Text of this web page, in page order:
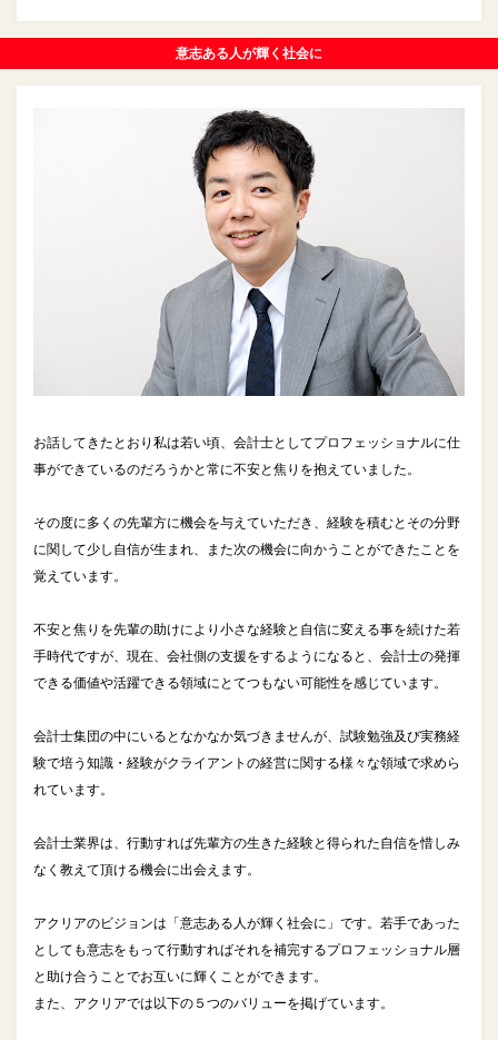
意志ある人が輝く社会に
お話してきたとおり私は若い頃、会計士としてプロフェッショナルに仕
事ができているのだろうかと常に不安と焦りを抱えていました。
その度に多くの先輩方に機会を与えていただき、経験を積むとその分野
に関して少し自信が生まれ、また次の機会に向かうことができたことを
覚えています。
不安と焦りを先輩の助けにより小さな経験と自信に変える事を続けた若
手時代ですが、現在、会社側の支援をするようになると、会計士の発揮
できる価値や活躍できる領域にとてつもない可能性を感じています。
会計士集団の中にいるとなかなか気づきませんが、試験勉強及び実務経
験で培う知識・経験がクライアントの経営に関する様々な領域で求めら
れています。
会計士業界は、行動すれば先輩方の生きた経験と得られた自信を惜しみ
なく教えて頂ける機会に出会えます。
アクリアのビジョンは「意志ある人が輝く社会に」です。若手であった
としても意志をもって行動すればそれを補完するプロフェッショナル層
と助け合うことでお互いに輝くことができます。
また、アクリアでは以下の５つのバリューを掲げています。